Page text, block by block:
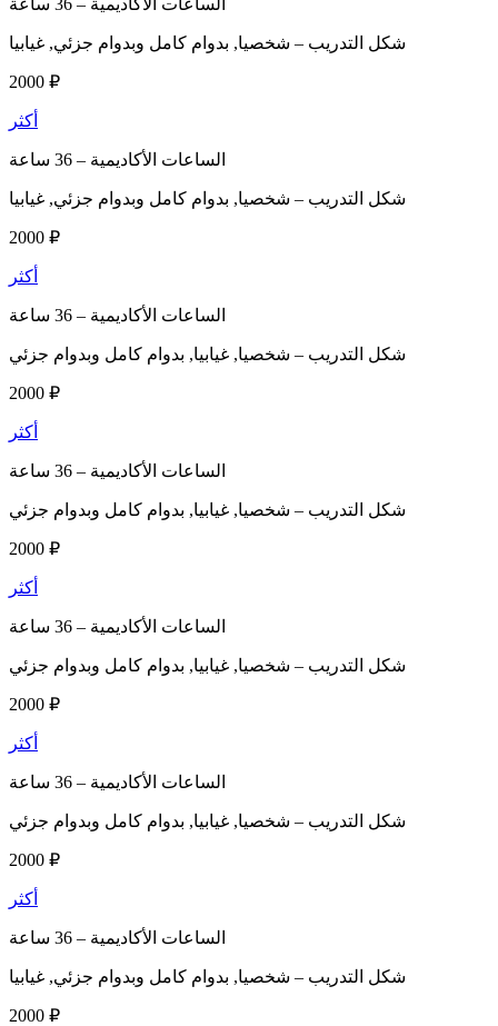
شكل التدريب – شخصيا, بدوام كامل وبدوام جزئي, غيابيا
2000 ₽
أكثر
الساعات الأكاديمية –
شكل التدريب – شخصيا, بدوام كامل وبدوام جزئي, غيابيا
2000 ₽
أكثر
الساعات الأكاديمية –
شكل التدريب – شخصيا, غيابيا, بدوام كامل وبدوام جزئي
2000 ₽
أكثر
الساعات الأكاديمية –
شكل التدريب – شخصيا, غيابيا, بدوام كامل وبدوام جزئي
2000 ₽
أكثر
الساعات الأكاديمية –
شكل التدريب – شخصيا, غيابيا, بدوام كامل وبدوام جزئي
2000 ₽
أكثر
الساعات الأكاديمية –
شكل التدريب – شخصيا, غيابيا, بدوام كامل وبدوام جزئي
2000 ₽
أكثر
الساعات الأكاديمية –
شكل التدريب – شخصيا, بدوام كامل وبدوام جزئي, غيابيا
2000 ₽